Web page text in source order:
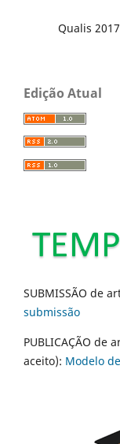
Qualis 2017-
Edição Atual
SUBMISSÃO de
submissão
PUBLICAÇÃO de
aceito): Modelo